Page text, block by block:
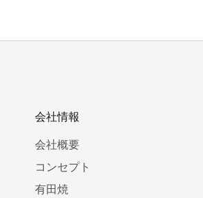
会社情報
会社概要
コンセプト
有田焼